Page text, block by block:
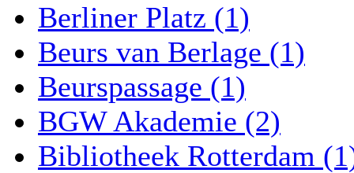
Berliner Platz (1)
Beurs van Berlage (1)
Beurspassage (1)
BGW Akademie (2)
Bibliotheek Rotterdam